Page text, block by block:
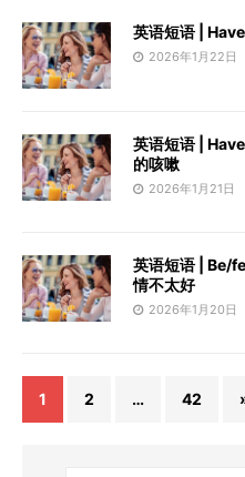
英语短语 |
2026年1月22日
英语短语 |
的咳嗽
2026年1月21日
英语短语 | Be/
情不太好
2026年1月20日
1 2 … 42